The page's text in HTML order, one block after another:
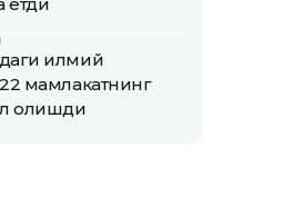
илмий
мамлакатнинг
олишди